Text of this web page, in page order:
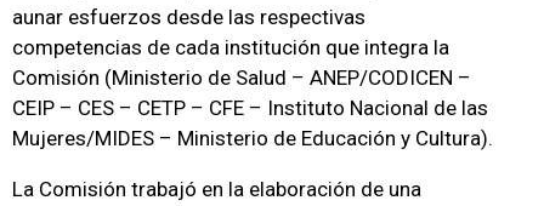
aunar esfuerzos desde las respectivas
competencias de cada institución que integra la
Comisión (Ministerio de Salud – ANEP/CODICEN –
CEIP – CES – CETP – CFE – Instituto Nacional de las
Mujeres/MIDES – Ministerio de Educación y Cultura).
La Comisión trabajó en la elaboración de una